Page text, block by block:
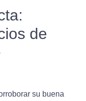
de
su buena